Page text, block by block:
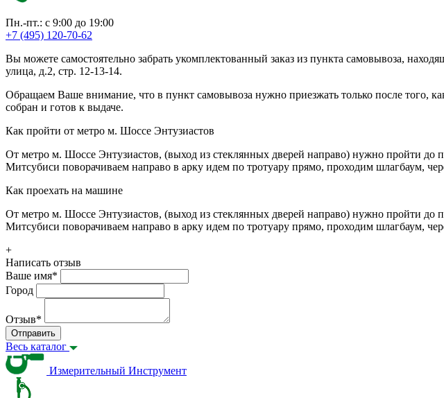
Пн.-пт.: с 9:00 до 19:00
+7 (495) 120-70-62
Вы можете самостоятельно забрать укомплектованный заказ из пункта самовывоза,
улица, д.2, стр. 12-13-14.
Обращаем Ваше внимание, что в пункт самовывоза нужно приезжать только после того,
собран и готов к выдаче.
Как пройти от метро м. Шоссе Энтузиастов
От метро м. Шоссе Энтузиастов, (выход из стеклянных дверей направо) нужно пройти до
Митсубиси поворачиваем направо в арку идем по тротуару прямо, проходим шлагбаум,
Как проехать на машине
От метро м. Шоссе Энтузиастов, (выход из стеклянных дверей направо) нужно пройти до
Митсубиси поворачиваем направо в арку идем по тротуару прямо, проходим шлагбаум,
+
Написать отзыв
Ваше имя*
Город
Отзыв*
Отправить
Весь каталог
Измерительный Инструмент